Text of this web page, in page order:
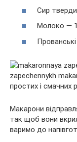
Сир
Молоко —
Макарони
так щоб вони
варимо до